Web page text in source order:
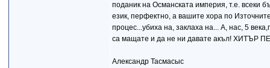
поданик на Османската империя, т.е. всеки
език, перфектно, а вашите хора по
процес...убиха на, заклаха на... А, нас, 5
са мащате и да не ни давате акъл! ХИТЪР
Александр Тасмасыс